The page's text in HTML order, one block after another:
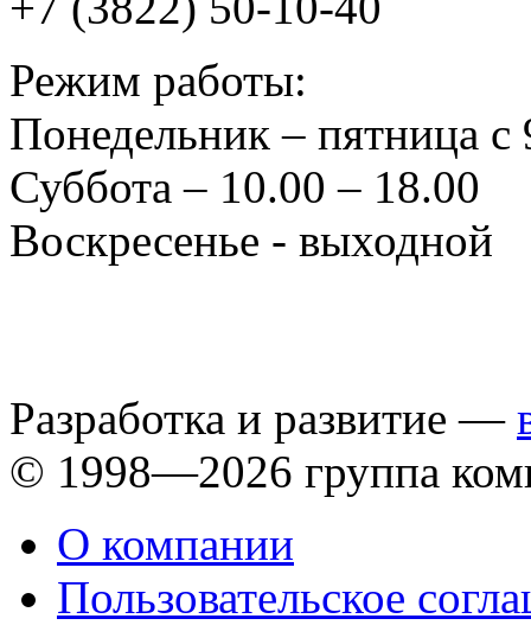
Режим работы:
Понедельник – пятница с
Суббота – 10.00 – 18.00
Воскресенье - выходной
Разработка и развитие —
© 1998—2026 группа
О компании
Пользовательское